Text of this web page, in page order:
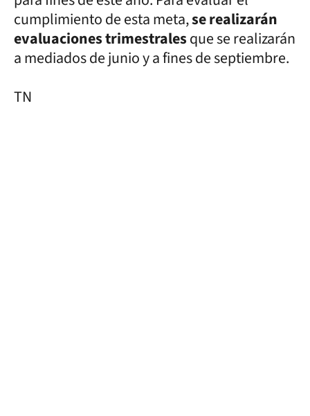
cumplimiento de esta meta,se realizarán
evaluaciones trimestralesque se realizarán
a mediados de junio y a fines de septiembre.
TN